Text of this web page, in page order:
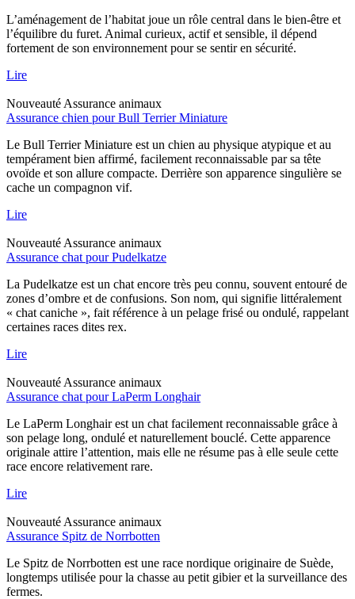
L’aménagement de l’habitat joue un rôle central dans le bien-être et
l’équilibre du furet. Animal curieux, actif et sensible, il dépend
fortement de son environnement pour se sentir en sécurité.
Lire
Nouveauté Assurance animaux
Assurance chien pour Bull Terrier Miniature
Le Bull Terrier Miniature est un chien au physique atypique et au
tempérament bien affirmé, facilement reconnaissable par sa tête
ovoïde et son allure compacte. Derrière son apparence singulière se
cache un compagnon vif.
Lire
Nouveauté Assurance animaux
Assurance chat pour Pudelkatze
La Pudelkatze est un chat encore très peu connu, souvent entouré de
zones d’ombre et de confusions. Son nom, qui signifie littéralement
« chat caniche », fait référence à un pelage frisé ou ondulé, rappelant
certaines races dites rex.
Lire
Nouveauté Assurance animaux
Assurance chat pour LaPerm Longhair
Le LaPerm Longhair est un chat facilement reconnaissable grâce à
son pelage long, ondulé et naturellement bouclé. Cette apparence
originale attire l’attention, mais elle ne résume pas à elle seule cette
race encore relativement rare.
Lire
Nouveauté Assurance animaux
Assurance Spitz de Norrbotten
Le Spitz de Norrbotten est une race nordique originaire de Suède,
longtemps utilisée pour la chasse au petit gibier et la surveillance des
fermes.